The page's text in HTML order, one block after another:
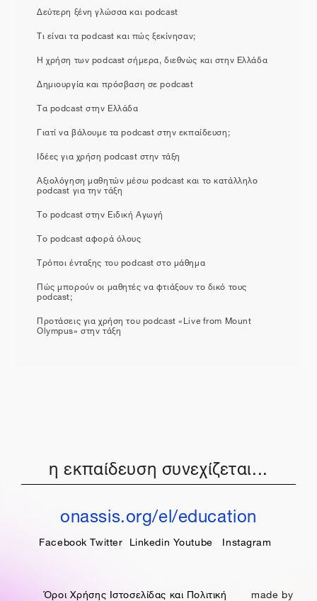
Δεύτερη ξένη γλώσσα και podcast
Τι είναι τα podcast και πώς ξεκίνησαν;
Η χρήση των podcast σήμερα, διεθνώς και στην Ελλάδα
Δημιουργία και πρόσβαση σε podcast
Τα podcast στην Ελλάδα
Γιατί να βάλουμε τα podcast στην εκπαίδευση;
Ιδέες για χρήση podcast στην τάξη
Αξιολόγηση μαθητών μέσω podcast και το κατάλληλο
podcast για την τάξη
Το podcast στην Ειδική Αγωγή
Το podcast αφορά όλους
Τρόποι ένταξης του podcast στο μάθημα
Πώς μπορούν οι μαθητές να φτιάξουν το δικό τους
podcast;
Προτάσεις για χρήση του podcast «Live from Mount
Olympus» στην τάξη
η εκπαίδευση συνεχίζεται...
onassis.org/el/education
Facebook Twitter Linkedin Youtube Instagram
Όροι Χρήσης Ιστοσελίδας και Πολιτική
made by